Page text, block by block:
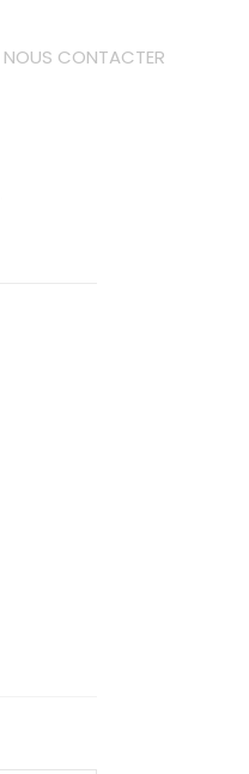
NOUS CONTACTER